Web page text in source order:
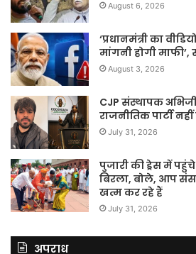
August 6, 2026
‘प्रधानमंत्री का
मांगनी होगी
August 3, 2026
CJP संस्थापक
राजनीतिक पार्टी
July 31, 2026
पुजारी की ड्रेस में
बिरला, बोले, आप
खत्म कर रहे हैं
July 31, 2026
अपराध